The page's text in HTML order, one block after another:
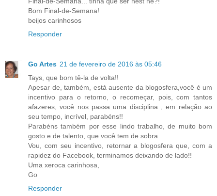
Bom Final-de-Semana!
beijos carinhosos
Responder
Go Artes 21 de fevereiro de 2016 às 05:46
Tays, que bom tê-la de volta!!
Apesar de, também, está ausente da blogosfera,você é um
incentivo para o retorno, o recomeçar, pois, com tantos
afazeres, você nos passa uma disciplina , em relação ao
seu tempo, incrível, parabéns!!
Parabéns também por esse lindo trabalho, de muito bom
gosto e de talento, que você tem de sobra.
Vou, com seu incentivo, retornar a blogosfera que, com a
rapidez do Facebook, terminamos deixando de lado!!
Uma xeroca carinhosa,
Go
Responder